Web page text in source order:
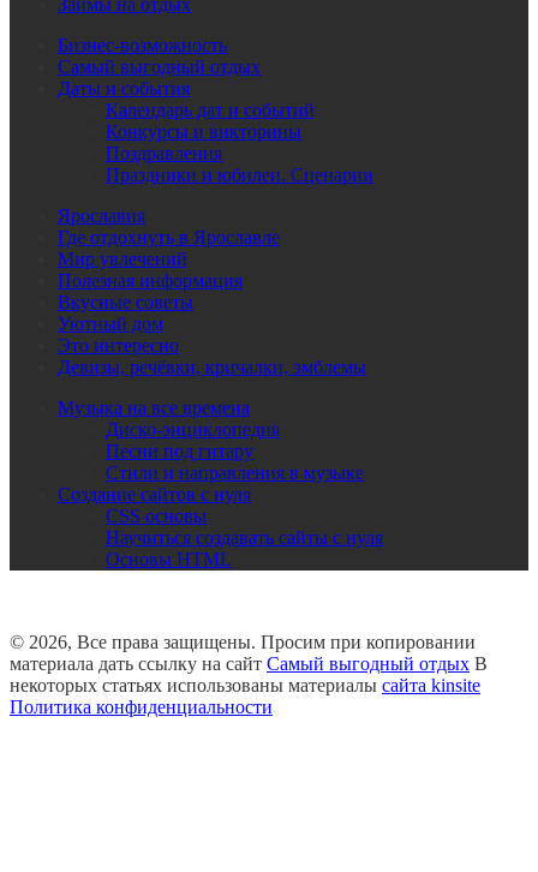
Займы на отдых
Бизнес-возможность
Самый выгодный отдых
Даты и события
Календарь дат и событий
Конкурсы и викторины
Поздравления
Праздники и юбилеи. Сценарии
Ярославия
Где отдохнуть в Ярославле
Мир увлечений
Полезная информация
Вкусные советы
Уютный дом
Это интересно
Девизы, речёвки, кричалки, эмблемы
Музыка на все времена
Диско-энциклопедия
Песни под гитару
Стили и направления в музыке
Создание сайтов с нуля
CSS основы
Научиться создавать сайты с нуля
Основы HTML
© 2026, Все права защищены. Просим при копировании
материала дать ссылку на сайт Самый выгодный отдых В
некоторых статьях использованы материалы сайта kinsite
Политика конфиденциальности